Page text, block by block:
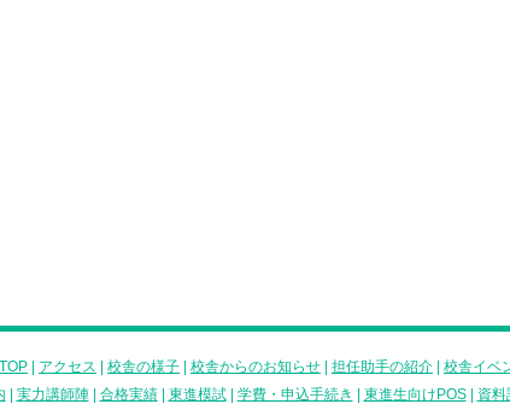
アクセス 校舎の様子 校舎からのお知らせ 担任助手の紹介 校舎イベ
実力講師陣| 合格実績| 東進模試| 学費・申込手続き 東進生向けPOS| 資料